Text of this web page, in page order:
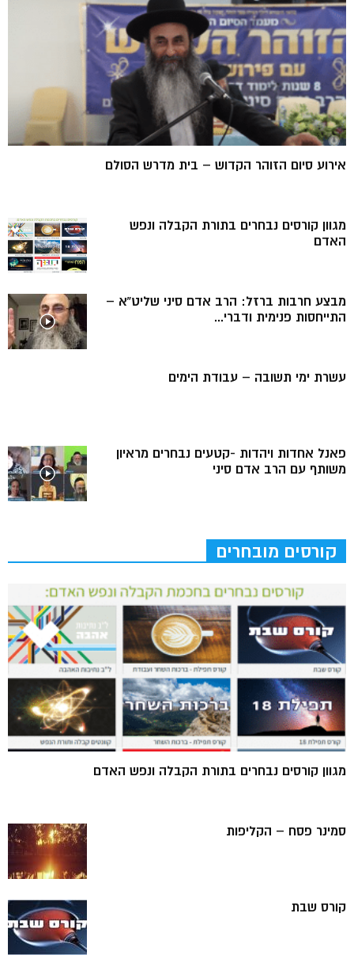
אירוע סיום הזוהר הקדוש – בית מדרש הסולם
מגוון קורסים נבחרים בתורת הקבלה ונפש
האדם
מבצע חרבות ברזל: הרב אדם סיני שליט”א –
התייחסות פנימית ודברי...
עשרת ימי תשובה – עבודת הימים
פאנל אחדות ויהדות -קטעים נבחרים מראיון
משותף עם הרב אדם סיני
קורסים מובחרים
מגוון קורסים נבחרים בתורת הקבלה ונפש האדם
סמינר פסח – הקליפות
קורס שבת